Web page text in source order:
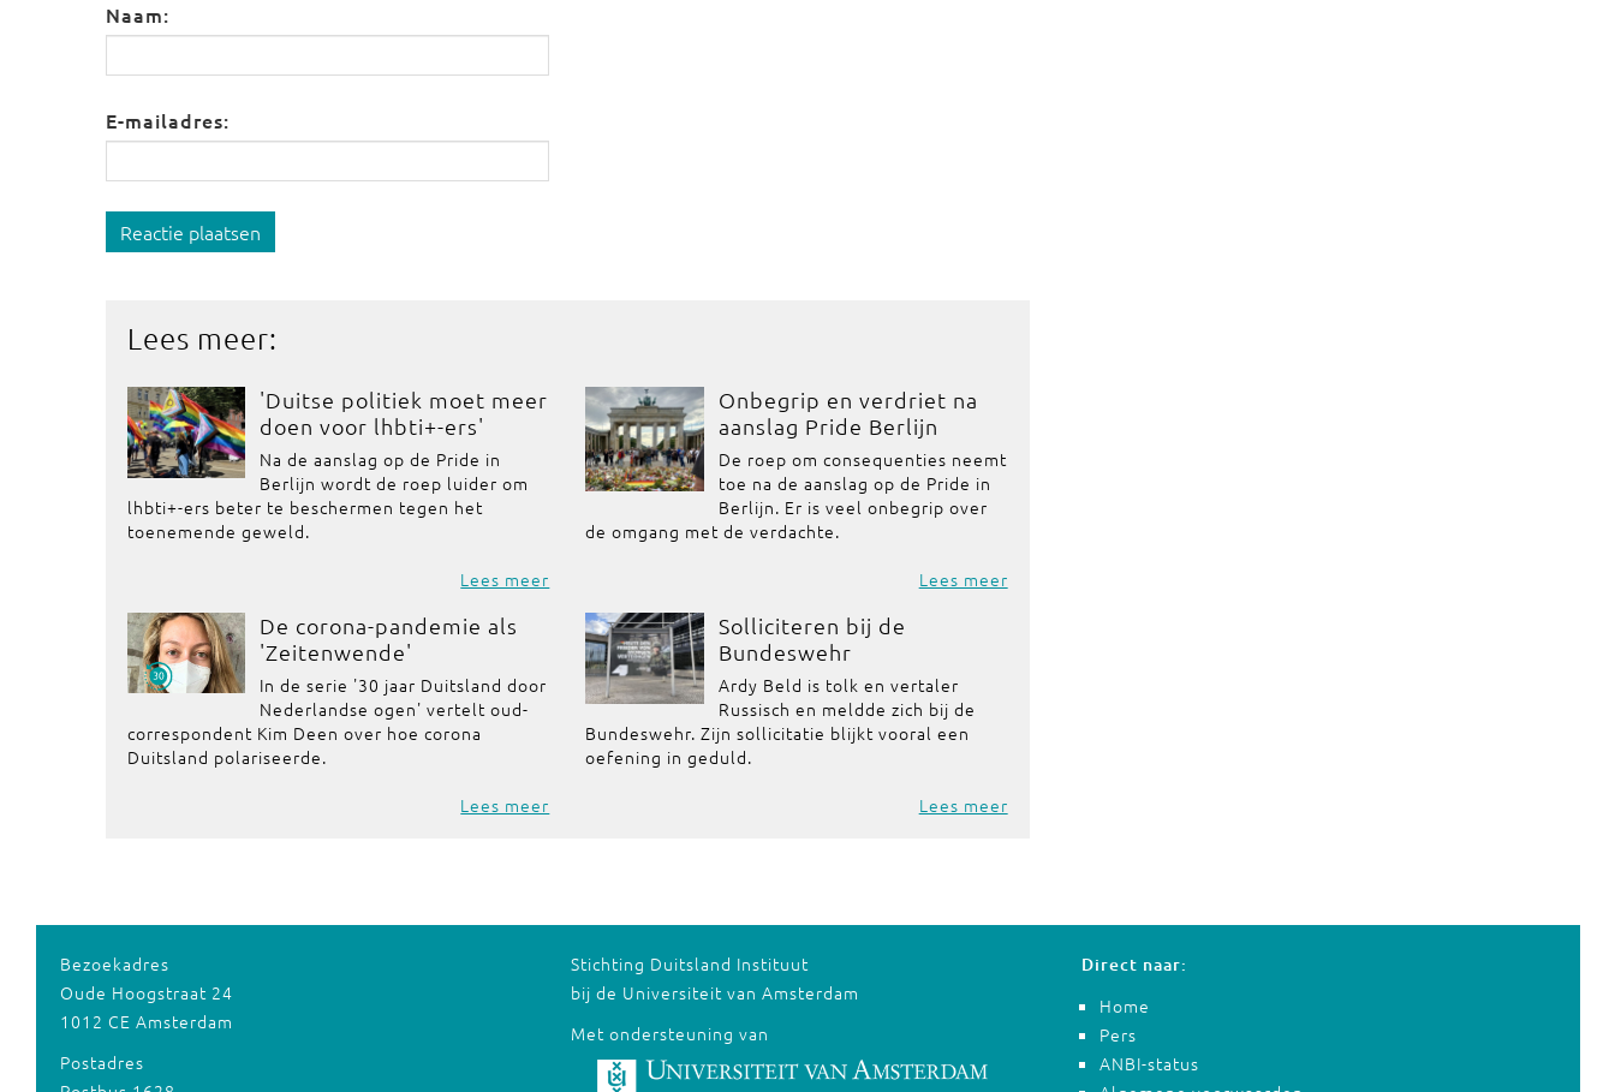
Naam:
E-mailadres:
Reactie plaatsen
Lees meer:
'Duitse politiek moet meer
doen voor lhbti+-ers'
Na de aanslag op de Pride in
Berlijn wordt de roep luider om
lhbti+-ers beter te beschermen tegen het
toenemende geweld.
Lees meer
Onbegrip en verdriet na
aanslag Pride Berlijn
De roep om consequenties neemt
toe na de aanslag op de Pride in
Berlijn. Er is veel onbegrip over
de omgang met de verdachte.
Lees meer
De corona-pandemie als
'Zeitenwende'
In de serie '30 jaar Duitsland door
Nederlandse ogen' vertelt oud-
correspondent Kim Deen over hoe corona
Duitsland polariseerde.
Lees meer
Solliciteren bij de
Bundeswehr
Ardy Beld is tolk en vertaler
Russisch en meldde zich bij de
Bundeswehr. Zijn sollicitatie blijkt vooral een
oefening in geduld.
Lees meer
Bezoekadres
Oude Hoogstraat 24
1012 CE Amsterdam
Postadres
Stichting Duitsland Instituut
bij de Universiteit van Amsterdam
Met ondersteuning van
Direct naar:
Home
Pers
ANBI-status